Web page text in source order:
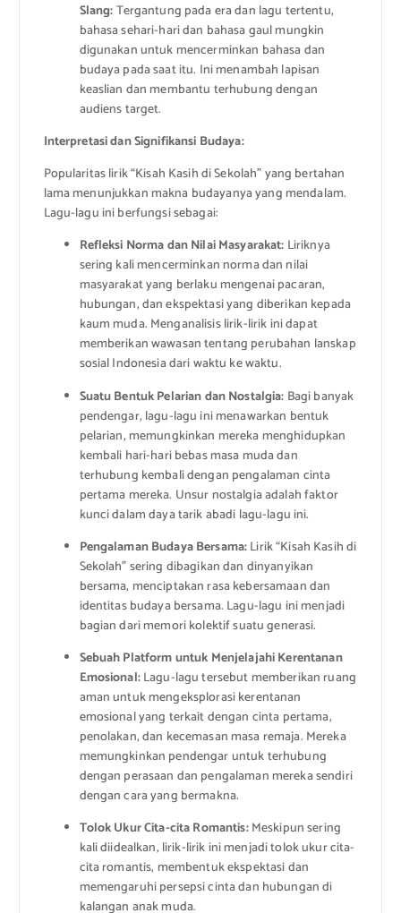
Slang:Tergantung pada era dan lagu tertentu,
bahasa sehari-hari dan bahasa gaul mungkin
digunakan untuk mencerminkan bahasa dan
budaya pada saat itu. Ini menambah lapisan
keaslian dan membantu terhubung dengan
audiens target.
Interpretasi dan Signifikansi Budaya:
Popularitas lirik “Kisah Kasih di Sekolah” yang bertahan
lama menunjukkan makna budayanya yang mendalam.
Lagu-lagu ini berfungsi sebagai:
Refleksi Norma dan Nilai Masyarakat: Liriknya
sering kali mencerminkan norma dan nilai
masyarakat yang berlaku mengenai pacaran,
hubungan, dan ekspektasi yang diberikan kepada
kaum muda. Menganalisis lirik-lirik ini dapat
memberikan wawasan tentang perubahan lanskap
sosial Indonesia dari waktu ke waktu.
Suatu Bentuk Pelarian dan Nostalgia: Bagi banyak
pendengar, lagu-lagu ini menawarkan bentuk
pelarian, memungkinkan mereka menghidupkan
kembali hari-hari bebas masa muda dan
terhubung kembali dengan pengalaman cinta
pertama mereka. Unsur nostalgia adalah faktor
kunci dalam daya tarik abadi lagu-lagu ini.
Pengalaman Budaya Bersama:Lirik “Kisah Kasih di
Sekolah” sering dibagikan dan dinyanyikan
bersama, menciptakan rasa kebersamaan dan
identitas budaya bersama. Lagu-lagu ini menjadi
bagian dari memori kolektif suatu generasi.
Sebuah Platform untuk Menjelajahi Kerentanan
Emosional:Lagu-lagu tersebut memberikan ruang
aman untuk mengeksplorasi kerentanan
emosional yang terkait dengan cinta pertama,
penolakan, dan kecemasan masa remaja. Mereka
memungkinkan pendengar untuk terhubung
dengan perasaan dan pengalaman mereka sendiri
dengan cara yang bermakna.
Tolok Ukur Cita-cita Romantis:Meskipun sering
kali diidealkan, lirik-lirik ini menjadi tolok ukur cita-
cita romantis, membentuk ekspektasi dan
memengaruhi persepsi cinta dan hubungan di
kalangan anak muda.